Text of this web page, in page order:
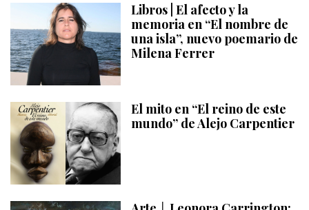
Libros | El afecto y la
memoria en “El nombre de
una isla”, nuevo poemario de
Milena Ferrer
El mito en “El reino de este
mundo” de Alejo Carpentier